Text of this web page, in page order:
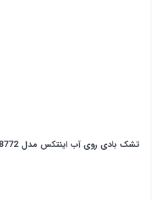
تشک بادی روی آب اینتکس مدل 58772